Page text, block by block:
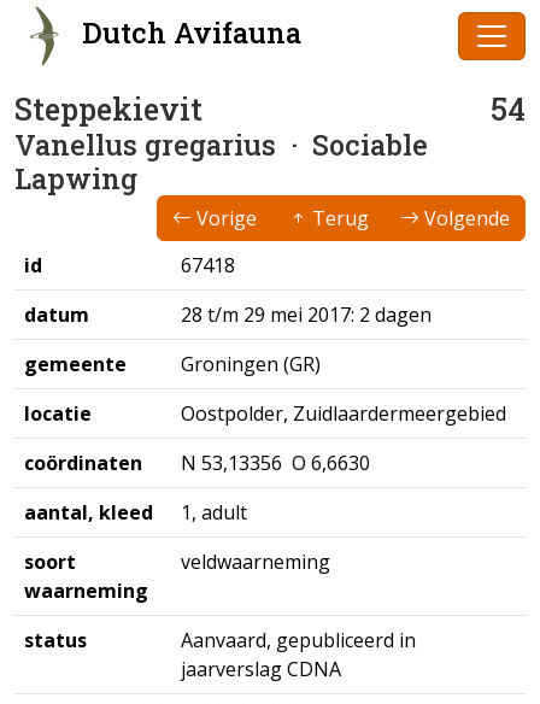
Dutch Avifauna
Steppekievit 54
Vanellus gregarius · Sociable
Lapwing
Vorige Terug
Volgende
id
67418
datum
28 t/m 29 mei 2017: 2 dagen
gemeente
Groningen (GR)
locatie
Oostpolder, Zuidlaardermeergebied
coördinaten
N 53,13356 O 6,6630
aantal, kleed
1, adult
soort
waarneming
veldwaarneming
status
Aanvaard, gepubliceerd in
jaarverslag CDNA